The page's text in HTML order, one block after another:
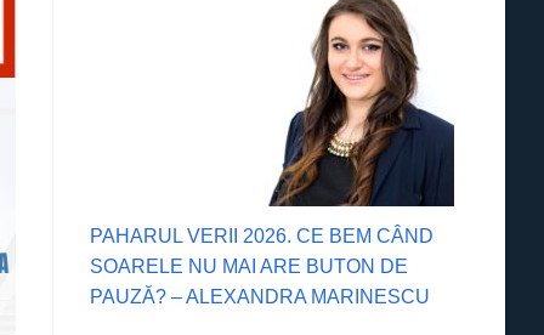
PAHARUL VERII 2026. CE BEM CÂND
SOARELE NU MAI ARE BUTON DE
PAUZĂ? – ALEXANDRA MARINESCU